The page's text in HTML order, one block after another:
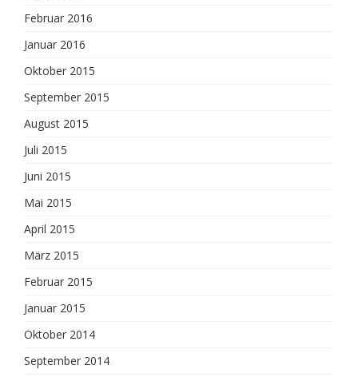
Februar 2016
Januar 2016
Oktober 2015
September 2015
August 2015
Juli 2015
Juni 2015
Mai 2015
April 2015
März 2015
Februar 2015
Januar 2015
Oktober 2014
September 2014